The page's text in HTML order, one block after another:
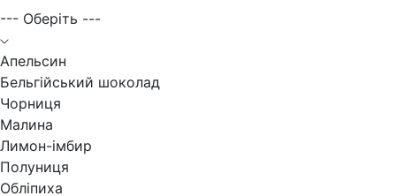
--- Оберіть ---
Апельсин
Бельгійський шоколад
Чорниця
Малина
Лимон-імбир
Полуниця
Обліпиха